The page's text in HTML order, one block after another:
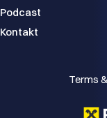
Podcast
Kontakt
Terms